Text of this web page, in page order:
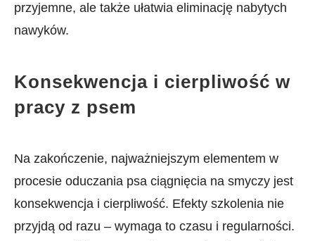
przyjemne, ale także ułatwia⁣ eliminację nabytych
nawyków.
Konsekwencja i cierpliwość w
pracy z psem
Na zakończenie,‍ najważniejszym elementem w
procesie oduczania psa ciągnięcia na smyczy jest⁤
konsekwencja i cierpliwość. Efekty⁣ szkolenia nie
przyjdą od ‌razu – wymaga to czasu ⁣i ⁢regularności.